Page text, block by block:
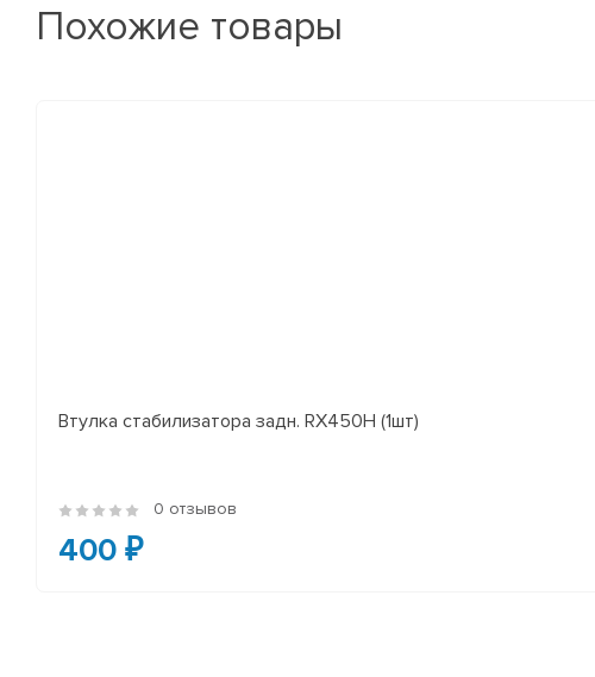
Похожие товары
Втулка стабилизатора задн. RX450H (1шт)
0 отзывов
400 ₽